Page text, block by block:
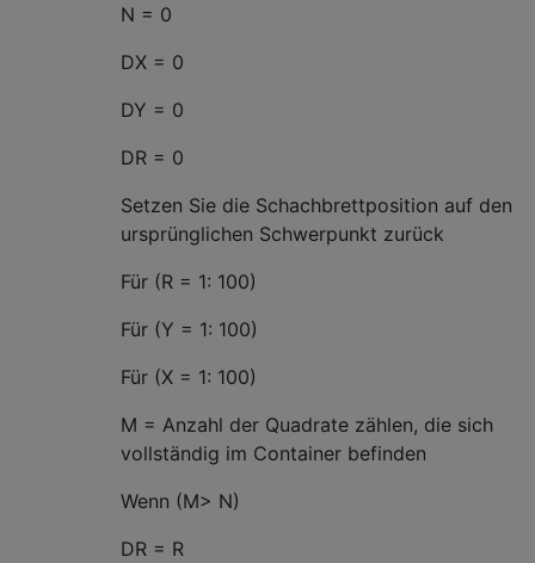
N = 0
DX = 0
DY = 0
DR = 0
Setzen Sie die Schachbrettposition auf den
ursprünglichen Schwerpunkt zurück
Für (R = 1: 100)
Für (Y = 1: 100)
Für (X = 1: 100)
M = Anzahl der Quadrate zählen, die sich
vollständig im Container befinden
Wenn (M> N)
DR = R